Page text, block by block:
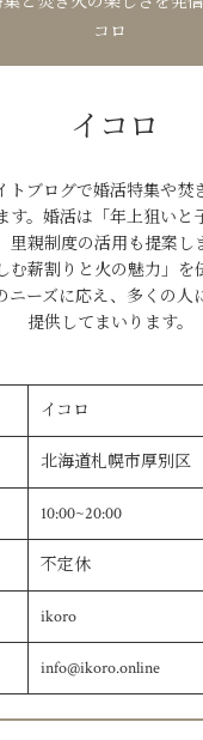
コロ
イコロ
トブログで婚活特集や焚
す。婚活は「年上狙いと
里親制度の活用も提案し
む薪割りと火の魅力」を
ニーズに応え、多くの人
提供してまいります。
イコロ
北海道札幌市厚別区
10:00~20:00
不定休
ikoro
info@ikoro.online